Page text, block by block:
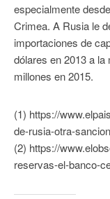
especialmente
Crimea. A Rusia le
importaciones de
dólares en 2013 a
millones en 2015.
(1) https://
de-rusia-otra-
(2) https://
reservas-el-banco-